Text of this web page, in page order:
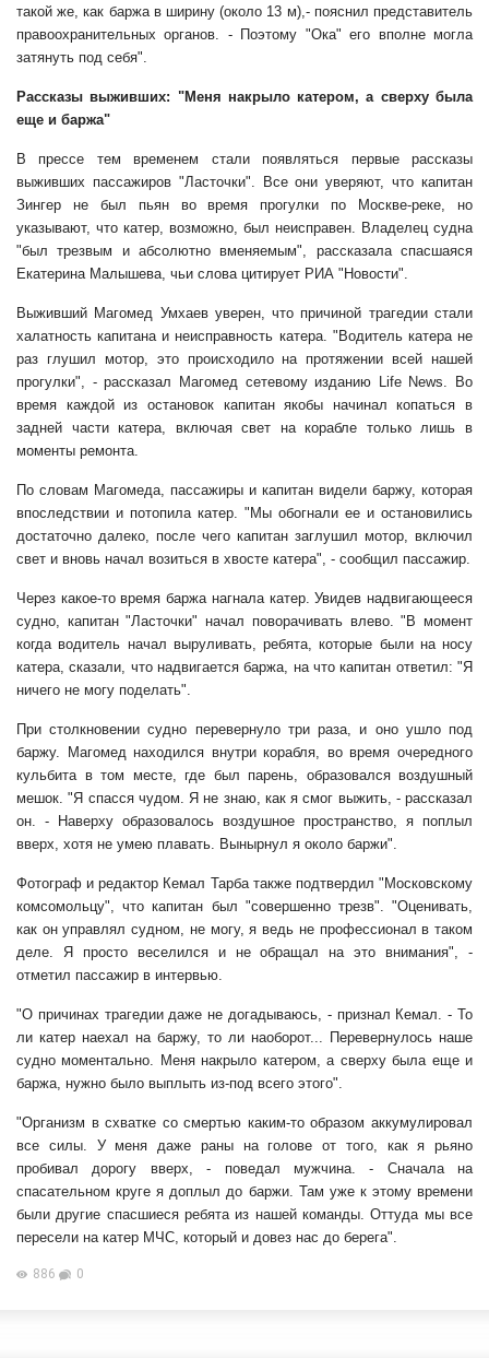
такой же, как баржа в ширину (около 13 м),- пояснил представитель
правоохранительных органов. - Поэтому "Ока" его вполне могла
затянуть под себя".
Рассказы выживших: "Меня накрыло катером, а сверху была
еще и баржа"
В прессе тем временем стали появляться первые рассказы
выживших пассажиров "Ласточки". Все они уверяют, что капитан
Зингер не был пьян во время прогулки по Москве-реке, но
указывают, что катер, возможно, был неисправен. Владелец судна
"был трезвым и абсолютно вменяемым", рассказала спасшаяся
Екатерина Малышева, чьи слова цитирует РИА "Новости".
Выживший Магомед Умхаев уверен, что причиной трагедии стали
халатность капитана и неисправность катера. "Водитель катера не
раз глушил мотор, это происходило на протяжении всей нашей
прогулки", - рассказал Магомед сетевому изданию Life News. Во
время каждой из остановок капитан якобы начинал копаться в
задней части катера, включая свет на корабле только лишь в
моменты ремонта.
По словам Магомеда, пассажиры и капитан видели баржу, которая
впоследствии и потопила катер. "Мы обогнали ее и остановились
достаточно далеко, после чего капитан заглушил мотор, включил
свет и вновь начал возиться в хвосте катера", - сообщил пассажир.
Через какое-то время баржа нагнала катер. Увидев надвигающееся
судно, капитан "Ласточки" начал поворачивать влево. "В момент
когда водитель начал выруливать, ребята, которые были на носу
катера, сказали, что надвигается баржа, на что капитан ответил: "Я
ничего не могу поделать".
При столкновении судно перевернуло три раза, и оно ушло под
баржу. Магомед находился внутри корабля, во время очередного
кульбита в том месте, где был парень, образовался воздушный
мешок. "Я спасся чудом. Я не знаю, как я смог выжить, - рассказал
он. - Наверху образовалось воздушное пространство, я поплыл
вверх, хотя не умею плавать. Вынырнул я около баржи".
Фотограф и редактор Кемал Тарба также подтвердил "Московскому
комсомольцу", что капитан был "совершенно трезв". "Оценивать,
как он управлял судном, не могу, я ведь не профессионал в таком
деле. Я просто веселился и не обращал на это внимания", -
отметил пассажир в интервью.
"О причинах трагедии даже не догадываюсь, - признал Кемал. - То
ли катер наехал на баржу, то ли наоборот... Перевернулось наше
судно моментально. Меня накрыло катером, а сверху была еще и
баржа, нужно было выплыть из-под всего этого".
"Организм в схватке со смертью каким-то образом аккумулировал
все силы. У меня даже раны на голове от того, как я рьяно
пробивал дорогу вверх, - поведал мужчина. - Сначала на
спасательном круге я доплыл до баржи. Там уже к этому времени
были другие спасшиеся ребята из нашей команды. Оттуда мы все
пересели на катер МЧС, который и довез нас до берега".
886 0